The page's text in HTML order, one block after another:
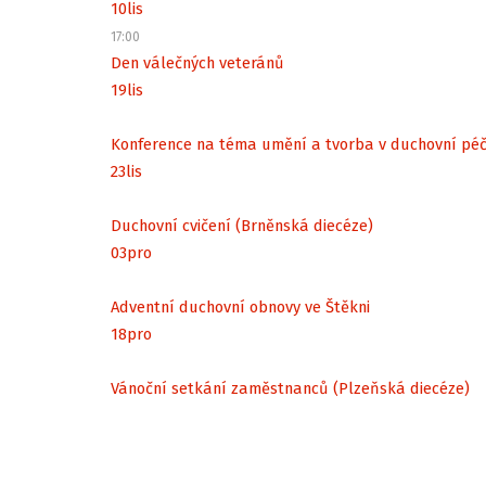
10lis
17:00
Den válečných veteránů
19lis
Konference na téma umění a tvorba v duchovní
23lis
Duchovní cvičení (Brněnská diecéze)
03pro
Adventní duchovní obnovy ve Štěkni
18pro
Vánoční setkání zaměstnanců (Plzeňská diecéze)